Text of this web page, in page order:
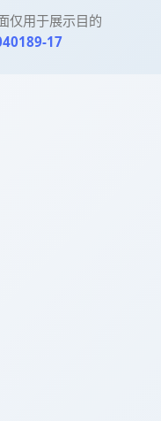
仅用于展示目的
17